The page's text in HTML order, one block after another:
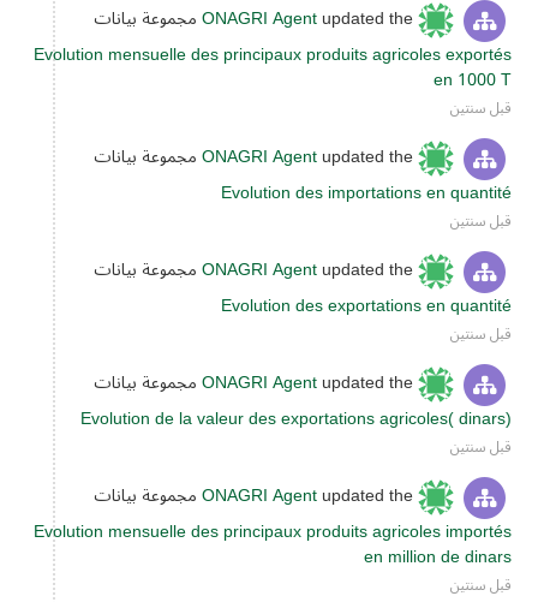
ONAGRI Agentupdated the مجموعة بيانات
Evolution mensuelle des principaux produits agricoles exportés
en 1000 T
قبل سنتين
ONAGRI Agentupdated the مجموعة بيانات
Evolution des importations en quantité
قبل سنتين
ONAGRI Agentupdated the مجموعة بيانات
Evolution des exportations en quantité
قبل سنتين
ONAGRI Agentupdated the مجموعة بيانات
Evolution de la valeur des exportations agricoles( dinars)
قبل سنتين
ONAGRI Agentupdated the مجموعة بيانات
Evolution mensuelle des principaux produits agricoles importés
en million de dinars
قبل سنتين